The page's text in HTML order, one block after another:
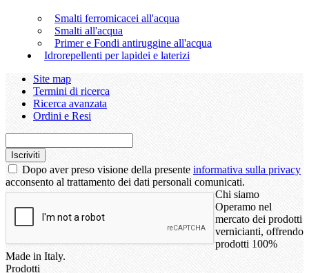
Smalti ferromicacei all'acqua
Smalti all'acqua
Primer e Fondi antiruggine all'acqua
Idrorepellenti per lapidei e laterizi
Site map
Termini di ricerca
Ricerca avanzata
Ordini e Resi
Iscriviti
Dopo aver preso visione della presente informativa sulla privacy
acconsento al trattamento dei dati personali comunicati.
Chi siamo
Operamo nel
mercato dei prodotti
vernicianti, offrendo
prodotti 100%
Made in Italy.
Prodotti